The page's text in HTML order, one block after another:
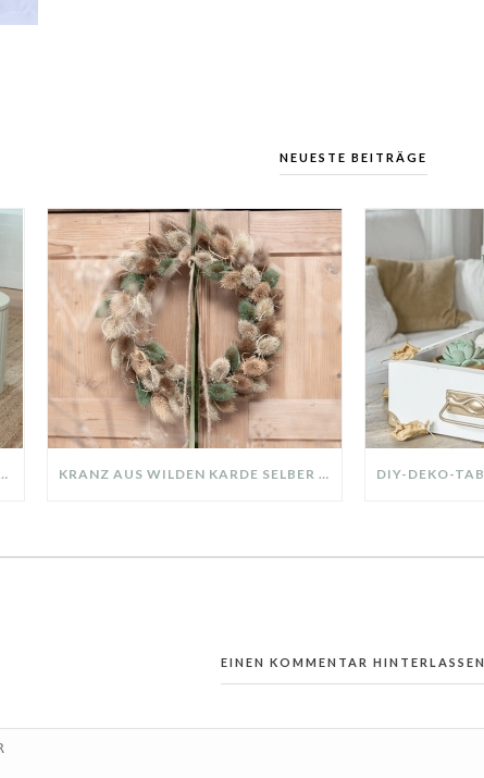
NEUESTE BEITRÄGE
IN EIN DESIGNER TEIL VERWANDELT KRANZ AUS WILDEN KARDE SELBER MACHEN: HERBSTDEKO GANZ EINFACH
EINEN KOMMENTAR HINTERLASSEN